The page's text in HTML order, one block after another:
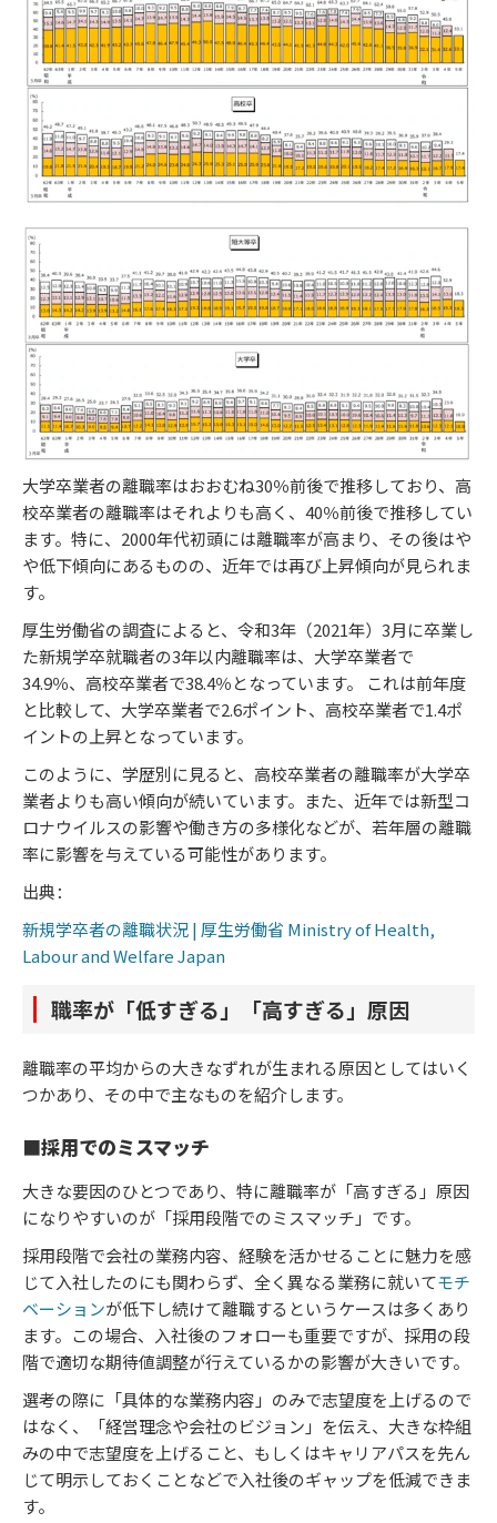
​大学卒業者の離職率はおおむね30％前後で推移しており、高
校卒業者の離職率はそれよりも高く、40％前後で推移してい
ます。​特に、2000年代初頭には離職率が高まり、その後はや
や低下傾向にあるものの、近年では再び上昇傾向が見られま
す。
厚生労働省の調査によると、令和3年（2021年）3月に卒業し
た新規学卒就職者の3年以内離職率は、大学卒業者で
34.9％、高校卒業者で38.4％となっています。 ​これは前年度
と比較して、大学卒業者で2.6ポイント、高校卒業者で1.4ポ
イントの上昇となっています。
このように、学歴別に見ると、高校卒業者の離職率が大学卒
業者よりも高い傾向が続いています。​また、近年では新型コ
ロナウイルスの影響や働き方の多様化などが、若年層の離職
率に影響を与えている可能性があります。
出典：
新規学卒者の離職状況 | 厚生労働省 Ministry of Health,
Labour and Welfare Japan
職率が「低すぎる」「高すぎる」原因
離職率の平均からの大きなずれが生まれる原因としてはいく
つかあり、その中で主なものを紹介します。
■採用でのミスマッチ
大きな要因のひとつであり、特に離職率が「高すぎる」原因
になりやすいのが「採用段階でのミスマッチ」です。
採用段階で会社の業務内容、経験を活かせることに魅力を感
じて入社したのにも関わらず、全く異なる業務に就いてモチ
ベーションが低下し続けて離職するというケースは多くあり
ます。この場合、入社後のフォローも重要ですが、採用の段
階で適切な期待値調整が行えているかの影響が大きいです。
選考の際に「具体的な業務内容」のみで志望度を上げるので
はなく、「経営理念や会社のビジョン」を伝え、大きな枠組
みの中で志望度を上げること、もしくはキャリアパスを先ん
じて明示しておくことなどで入社後のギャップを低減できま
す。